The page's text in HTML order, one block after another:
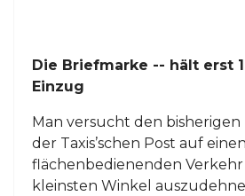
Die Briefmarke -- hält erst
Einzug
Man versucht den
der Taxis’schen Post auf einen
flächenbedienenden Verkehr
kleinsten Winkel